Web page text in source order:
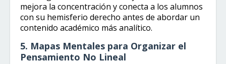
mejora la concentración y conecta a los alumnos
con su hemisferio derecho antes de abordar un
contenido académico más analítico.
5. Mapas Mentales para Organizar el
Pensamiento No Lineal